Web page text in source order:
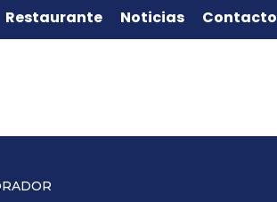
Restaurante Noticias Contacto